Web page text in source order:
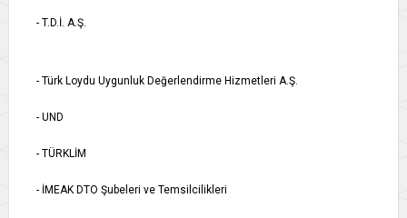
- T.D.İ. A.Ş.
- Türk Loydu Uygunluk Değerlendirme Hizmetleri A.Ş.
- UND
- TÜRKLİM
- İMEAK DTO Şubeleri ve Temsilcilikleri